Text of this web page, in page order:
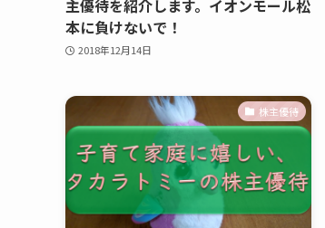
主優待を紹介します。イオンモール松
本に負けないで！
2018年12月14日
株主優待